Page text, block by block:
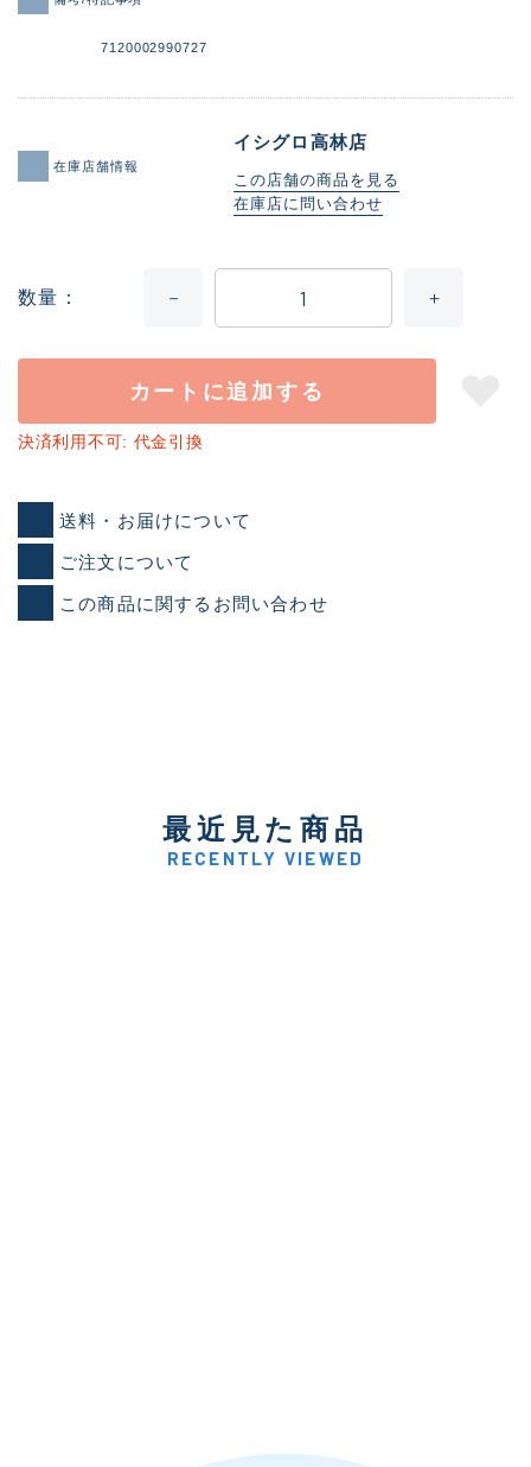
7120002990727
在庫店舗情報
イシグロ高林店
この店舗の商品を見る
在庫店に問い合わせ
数量
カートに追加する
決済利用不可: 代金引換
送料・お届けについて
ご注文について
この商品に関するお問い合わせ
最近見た商品
RECENTLY VIEWED